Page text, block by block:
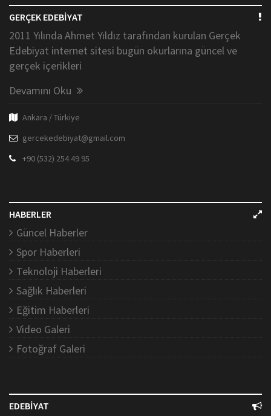
GERÇEK EDEBİYAT
2011 Yılında Ahmet Yıldız tarafından kurulan Gerçek
Edebiyat internet sitesi bugün okurlarına güncel ve
gerçek içerikleri
Devamını Oku
Ankara / Türkiye
gercekedebiyat@gmail.com
+90 (532) 254 49 95
HABERLER
Güncel Haberler
Spor Haberleri
Teknoloji Haberleri
Sağlık Haberleri
Eğitim Haberleri
Video Galeri
Fotoğraf Galeri
EDEBİYAT